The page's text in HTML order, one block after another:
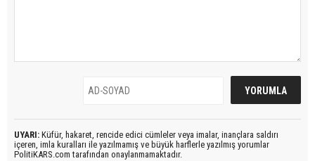
UYARI: Küfür, hakaret, rencide edici cümleler veya imalar, inançlara saldırı
içeren, imla kuralları ile yazılmamış ve büyük harflerle yazılmış yorumlar
PolitiKARS.com tarafından onaylanmamaktadır.